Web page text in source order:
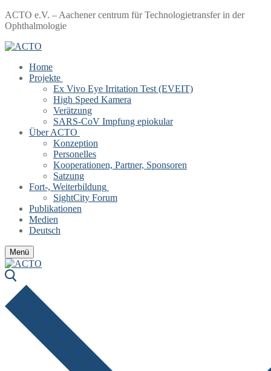
Zum
Inhalt
Menü
Schließen
ACTO e.V. – Aachener centrum für Technologietransfer in der
Ophthalmologie
Home
Projekte
Ex Vivo Eye Irritation Test (EVEIT)
High Speed Kamera
Verätzung
SARS-CoV Impfung epiokular
Über ACTO
Konzeption
Personelles
Kooperationen, Partner, Sponsoren
Satzung
Fort-, Weiterbildung
SightCity Forum
Publikationen
Medien
Deutsch
Menü